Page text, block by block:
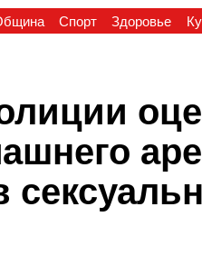
Спорт Здоровье